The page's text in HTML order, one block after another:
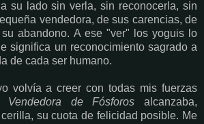
su lado sin verla, sin reconocerla, sin
vendedora, de sus carencias, de
abandono. A ese "ver" los yoguis lo
significa un reconocimiento sagrado a
de cada ser humano.
volvía a creer con todas mis fuerzas
Vendedora de Fósforos alcanzaba,
su cuota de felicidad posible. Me